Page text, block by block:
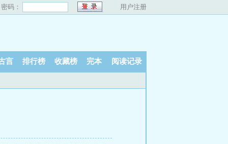
密码： 用户注册
言 排行榜 收藏榜 完本 阅读记录